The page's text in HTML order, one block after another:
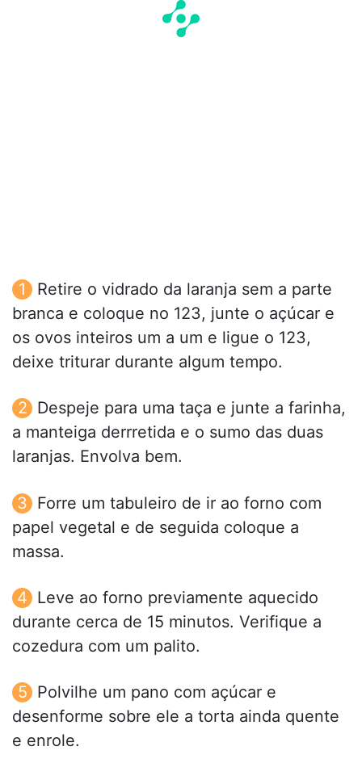
Retire o vidrado da laranja sem a parte
branca e coloque no 123, junte o açúcar e
os ovos inteiros um a um e ligue o 123,
deixe triturar durante algum tempo.
Despeje para uma taça e junte a farinha,
a manteiga derrretida e o sumo das duas
laranjas. Envolva bem.
Forre um tabuleiro de ir ao forno com
papel vegetal e de seguida coloque a
massa.
Leve ao forno previamente aquecido
durante cerca de 15 minutos. Verifique a
cozedura com um palito.
Polvilhe um pano com açúcar e
desenforme sobre ele a torta ainda quente
e enrole.